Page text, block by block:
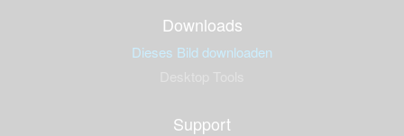
Downloads
Dieses Bild downloaden
Support